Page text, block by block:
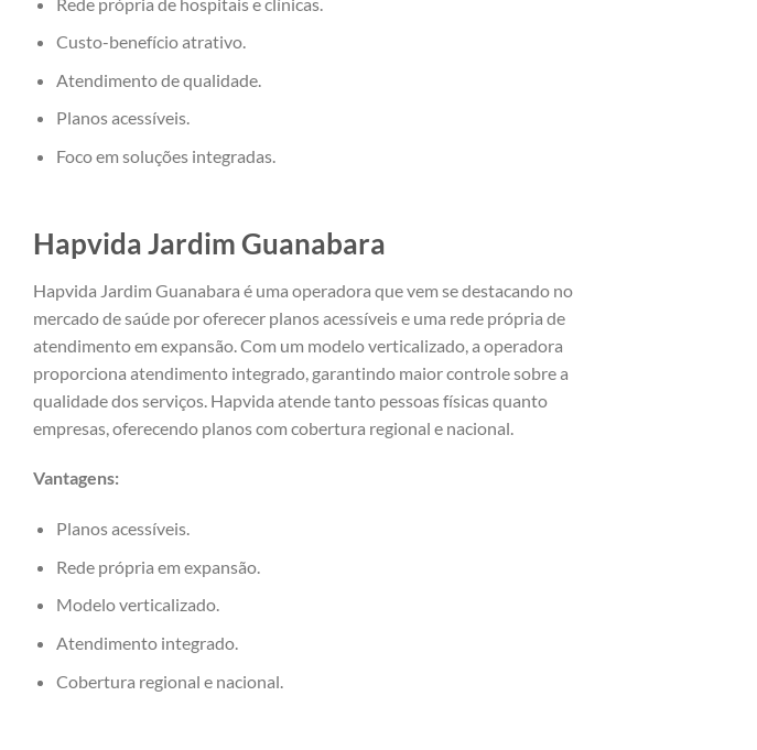
Custo-benefício atrativo.
Atendimento de qualidade.
Planos acessíveis.
Foco em soluções integradas.
Hapvida Jardim Guanabara
Hapvida Jardim Guanabara é uma operadora que vem se destacando no
mercado de saúde por oferecer planos acessíveis e uma rede própria de
atendimento em expansão. Com um modelo verticalizado, a operadora
proporciona atendimento integrado, garantindo maior controle sobre a
qualidade dos serviços. Hapvida atende tanto pessoas físicas quanto
empresas, oferecendo planos com cobertura regional e nacional.
Vantagens:
Planos acessíveis.
Rede própria em expansão.
Modelo verticalizado.
Atendimento integrado.
Cobertura regional e nacional.